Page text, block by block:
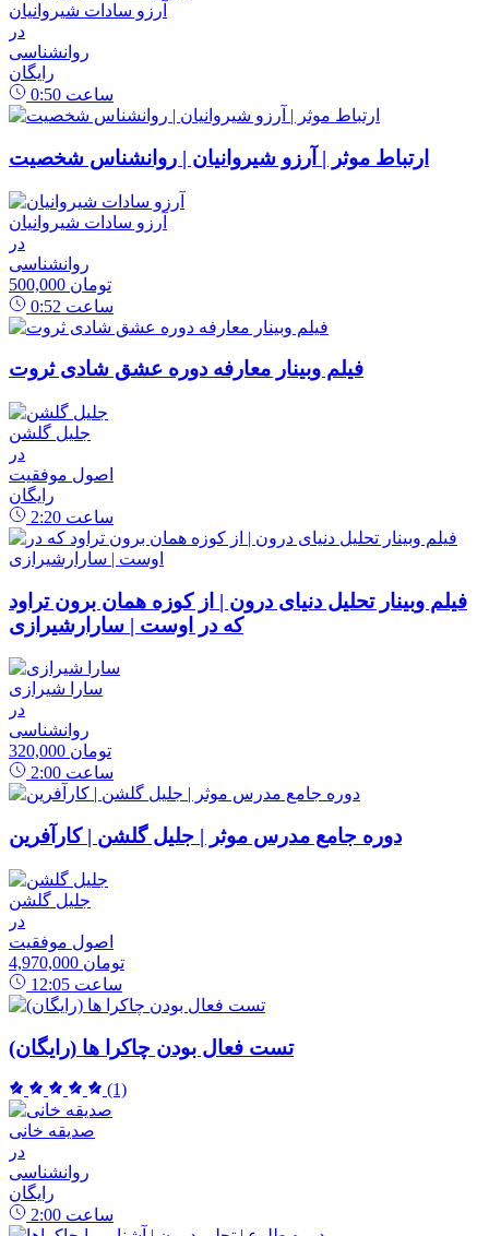
آرزو سادات شیروانیان
در
روانشناسی
رایگان
0:50 ساعت
ارتباط موثر | آرزو شیروانیان | روانشناس شخصیت
آرزو سادات شیروانیان
در
روانشناسی
500,000 تومان
0:52 ساعت
فیلم وبینار معارفه دوره عشق شادی ثروت
جلیل گلشن
در
اصول موفقیت
رایگان
2:20 ساعت
فیلم وبینار تحلیل دنیای درون | از کوزه همان برون تراود
که در اوست | سارارشیرازی
سارا شیرازی
در
روانشناسی
320,000 تومان
2:00 ساعت
دوره جامع مدرس موثر | جلیل گلشن | کارآفرین
جلیل گلشن
در
اصول موفقیت
4,970,000 تومان
12:05 ساعت
تست فعال بودن چاکرا ها (رایگان)
(1)
صدیقه خانی
در
روانشناسی
رایگان
2:00 ساعت